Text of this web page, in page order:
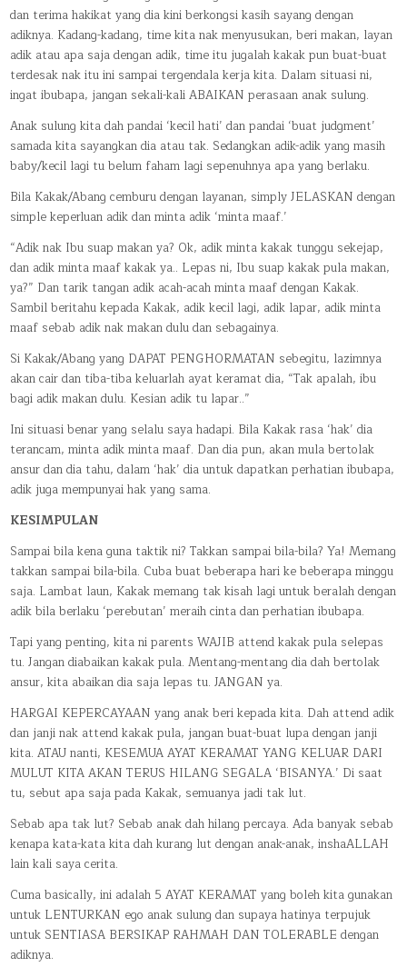
dan terima hakikat yang dia kini berkongsi kasih sayang dengan
adiknya. Kadang-kadang, time kita nak menyusukan, beri makan, layan
adik atau apa saja dengan adik, time itu jugalah kakak pun buat-buat
terdesak nak itu ini sampai tergendala kerja kita. Dalam situasi ni,
ingat ibubapa, jangan sekali-kali ABAIKAN perasaan anak sulung.
Anak sulung kita dah pandai ‘kecil hati’ dan pandai ‘buat judgment’
samada kita sayangkan dia atau tak. Sedangkan adik-adik yang masih
baby/kecil lagi tu belum faham lagi sepenuhnya apa yang berlaku.
Bila Kakak/Abang cemburu dengan layanan, simply JELASKAN dengan
simple keperluan adik dan minta adik ‘minta maaf.’
“Adik nak Ibu suap makan ya? Ok, adik minta kakak tunggu sekejap,
dan adik minta maaf kakak ya.. Lepas ni, Ibu suap kakak pula makan,
ya?” Dan tarik tangan adik acah-acah minta maaf dengan Kakak.
Sambil beritahu kepada Kakak, adik kecil lagi, adik lapar, adik minta
maaf sebab adik nak makan dulu dan sebagainya.
Si Kakak/Abang yang DAPAT PENGHORMATAN sebegitu, lazimnya
akan cair dan tiba-tiba keluarlah ayat keramat dia, “Tak apalah, ibu
bagi adik makan dulu. Kesian adik tu lapar..”
Ini situasi benar yang selalu saya hadapi. Bila Kakak rasa ‘hak’ dia
terancam, minta adik minta maaf. Dan dia pun, akan mula bertolak
ansur dan dia tahu, dalam ‘hak’ dia untuk dapatkan perhatian ibubapa,
adik juga mempunyai hak yang sama.
KESIMPULAN
Sampai bila kena guna taktik ni? Takkan sampai bila-bila? Ya! Memang
takkan sampai bila-bila. Cuba buat beberapa hari ke beberapa minggu
saja. Lambat laun, Kakak memang tak kisah lagi untuk beralah dengan
adik bila berlaku ‘perebutan’ meraih cinta dan perhatian ibubapa.
Tapi yang penting, kita ni parents WAJIB attend kakak pula selepas
tu. Jangan diabaikan kakak pula. Mentang-mentang dia dah bertolak
ansur, kita abaikan dia saja lepas tu. JANGAN ya.
HARGAI KEPERCAYAAN yang anak beri kepada kita. Dah attend adik
dan janji nak attend kakak pula, jangan buat-buat lupa dengan janji
kita. ATAU nanti, KESEMUA AYAT KERAMAT YANG KELUAR DARI
MULUT KITA AKAN TERUS HILANG SEGALA ‘BISANYA.’ Di saat
tu, sebut apa saja pada Kakak, semuanya jadi tak lut.
Sebab apa tak lut? Sebab anak dah hilang percaya. Ada banyak sebab
kenapa kata-kata kita dah kurang lut dengan anak-anak, inshaALLAH
lain kali saya cerita.
Cuma basically, ini adalah 5 AYAT KERAMAT yang boleh kita gunakan
untuk LENTURKAN ego anak sulung dan supaya hatinya terpujuk
untuk SENTIASA BERSIKAP RAHMAH DAN TOLERABLE dengan
adiknya.